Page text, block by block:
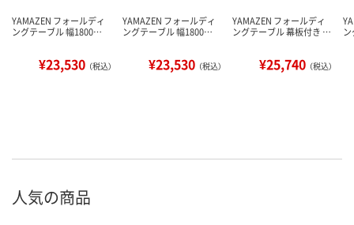
YAMAZEN フォールディ
ングテーブル 幅1800…
¥23,530 （税込）
YAMAZEN フォールディ
ングテーブル 幅1800…
¥23,530 （税込）
YAMAZEN フォールディ
ングテーブル 幕板付き …
¥25,740 （税込）
人気の商品